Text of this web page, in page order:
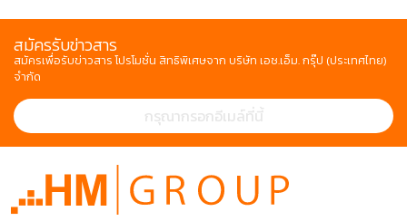
สมัครรับข่าวสาร
สมัครเพื่อรับข่าวสาร โปรโมชั่น สิทธิพิเศษจาก บริษัท เอช.เอ็ม. กรุ๊ป (ประเทศไทย)
จำกัด